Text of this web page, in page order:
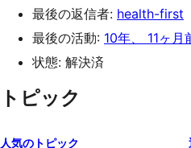
最後の返信者: health-first
最後の活動: 10年、 11ヶ月
状態: 解決済
トピック
人気のトピック